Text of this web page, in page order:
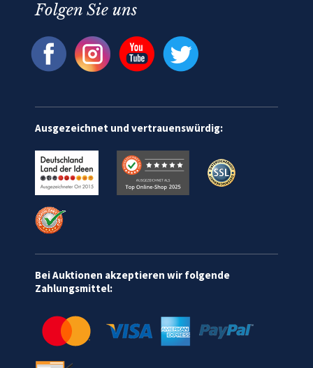
Folgen Sie uns
Ausgezeichnet und vertrauenswürdig:
Bei Auktionen akzeptieren wir folgende
Zahlungsmittel: